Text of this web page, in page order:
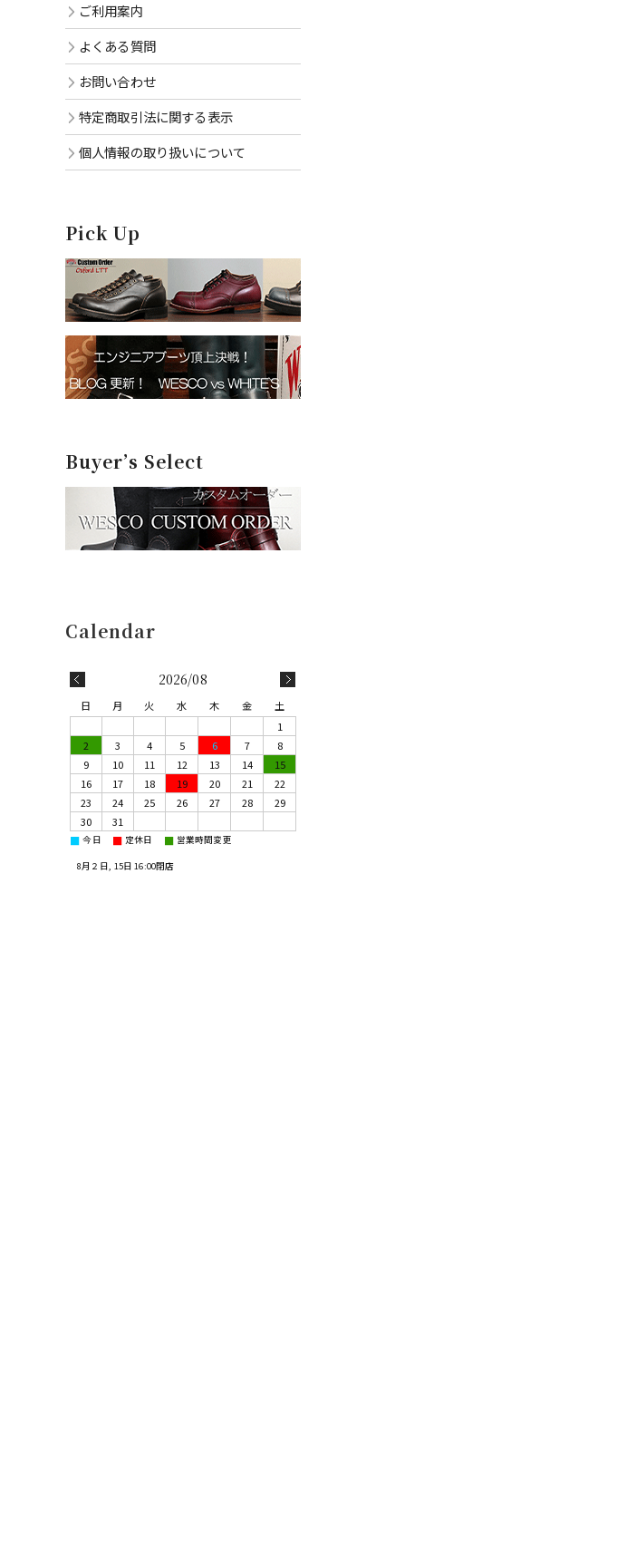
ご利用案内
よくある質問
お問い合わせ
特定商取引法に関する表示
個人情報の取り扱いについて
Pick Up
Buyer’s Select
2026/08
日 月 火 水 木 金
土
1
2
3 4 5 6 7
8
9
10 11 12 13 14
15
16
17 18 19 20 21
22
23
24 25 26 27 28
29
30
31
■ 今日 ■ 定休日 ■ 営業時間変更
8月２日, 15日 16:00閉店